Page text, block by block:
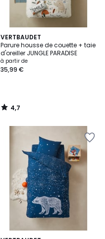
VERTBAUDET
Parure housse de couette + taie
d'oreiller JUNGLE PARADISE
à partir de
35,99 €
4,7
/ 5
4,7
/